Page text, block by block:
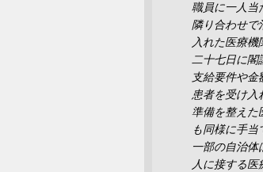
職員に一人当
隣り合わせで
入れた医療機
二十七日に
支給要件や金
患者を受け入
準備を整えた
も同様に手当
一部の自治体
人に接する医